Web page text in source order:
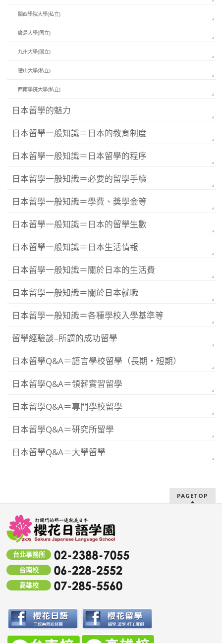
關西學院大學(私立)
廣島大學(国立)
九州大學(国立)
徳山大學(私立)
西南學院大學(私立)
日本留學的魅力
日本留學一般知識＝日本的教育制度
日本留學一般知識＝日本留學的程序
日本留學一般知識＝必要的留學手續
日本留學一般知識＝學費、獎學金等
日本留學一般知識＝日本的留學生數
日本留學一般知識＝日本生活情報
日本留學一般知識＝關於日本的生活費
日本留學一般知識＝關於日本就職
日本留學一般知識＝各種學校入學基準等
留學經驗談–所謂的成功留學
日本留學Q&A＝語言學校留學（長期・短期）
日本留學Q&A＝領薪實習留學
日本留學Q&A＝專門學校留學
日本留學Q&A＝研究所留學
日本留學Q&A＝大學留學
PAGETOP
台北事務所
台南校
高雄校